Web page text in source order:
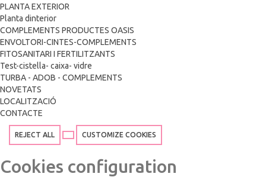
PLANTA EXTERIOR
Planta dinterior
COMPLEMENTS PRODUCTES OASIS
ENVOLTORI-CINTES-COMPLEMENTS
FITOSANITARI I FERTILITZANTS
Test-cistella- caixa- vidre
TURBA - ADOB - COMPLEMENTS
NOVETATS
LOCALITZACIÓ
CONTACTE
REJECT ALL CUSTOMIZE COOKIES
Cookies configuration